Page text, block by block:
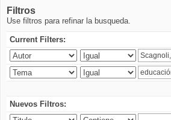
Filtros
Use filtros para refinar la busqueda.
Current Filters:
Nuevos Filtros: